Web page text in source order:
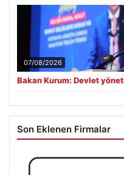
07/08/2026
Bakan Kurum: Devlet
Son Eklenen Firmalar